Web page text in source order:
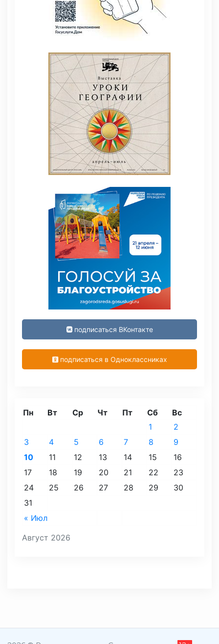
подписаться ВКонтакте
подписаться в Одноклассниках
Август 2026
Пн Вт Ср Чт Пт Сб Вс
« Июл
1
2
3
4 5 6 7 8
9
10
11 12 13 14 15
16
17
18 19 20 21 22
23
24
25 26 27 28 29
30
31